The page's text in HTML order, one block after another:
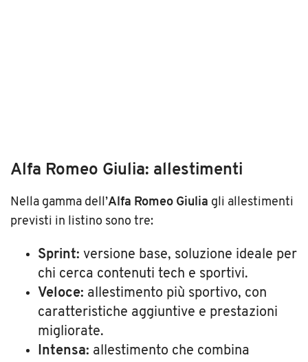
Alfa Romeo Giulia: allestimenti
Nella gamma dell’Alfa Romeo Giulia gli allestimenti
previsti in listino sono tre:
Sprint: versione base, soluzione ideale per
chi cerca contenuti tech e sportivi.
Veloce: allestimento più sportivo, con
caratteristiche aggiuntive e prestazioni
migliorate.
Intensa: allestimento che combina